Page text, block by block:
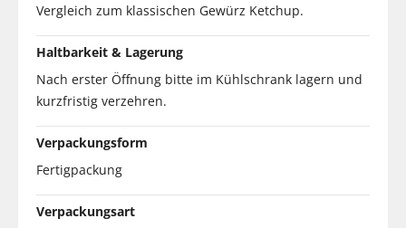
Vergleich zum klassischen Gewürz Ketchup.
Haltbarkeit & Lagerung
Nach erster Öffnung bitte im Kühlschrank lagern und
kurzfristig verzehren.
Verpackungsform
Fertigpackung
Verpackungsart